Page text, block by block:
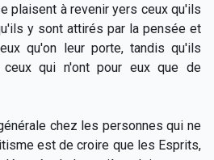
plaisent à revenir yers ceux qu'ils
y sont attirés par la pensée et
qu'on leur porte, tandis qu'ils
qui n'ont pour eux que de
chez les personnes qui ne
est de croire que les Esprits,